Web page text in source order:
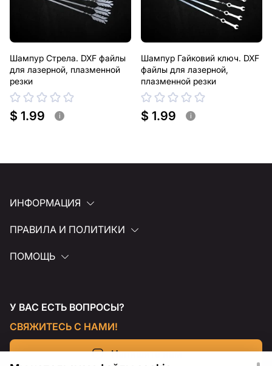
Шампур Стрела. DXF файлы
для лазерной, плазменной
резки
$ 1.99 i
Шампур Гайковий ключ. DXF
файлы для лазерной,
плазменной резки
$ 1.99 i
ИНФОРМАЦИЯ
ПРАВИЛА И ПОЛИТИКИ
ПОМОЩЬ
У ВАС ЕСТЬ ВОПРОСЫ?
СВЯЖИТЕСЬ С НАМИ!
Напишите нам